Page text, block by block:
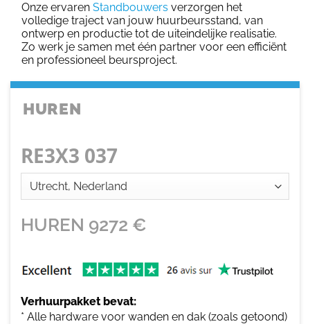
Onze ervaren Standbouwers verzorgen het
volledige traject van jouw huurbeursstand, van
ontwerp en productie tot de uiteindelijke realisatie.
Zo werk je samen met één partner voor een efficiënt
en professioneel beursproject.
HUREN
RE3X3 037
HUREN 9272 €
Verhuurpakket bevat:
* Alle hardware voor wanden en dak (zoals getoond)